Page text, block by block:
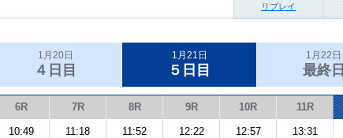
リプレイ
1月20日
４日目
1月21日
５日目
1月22日
最終日
6R 7R 8R 9R 10R 11R
10:49 11:18 11:52 12:22 12:57 13:31